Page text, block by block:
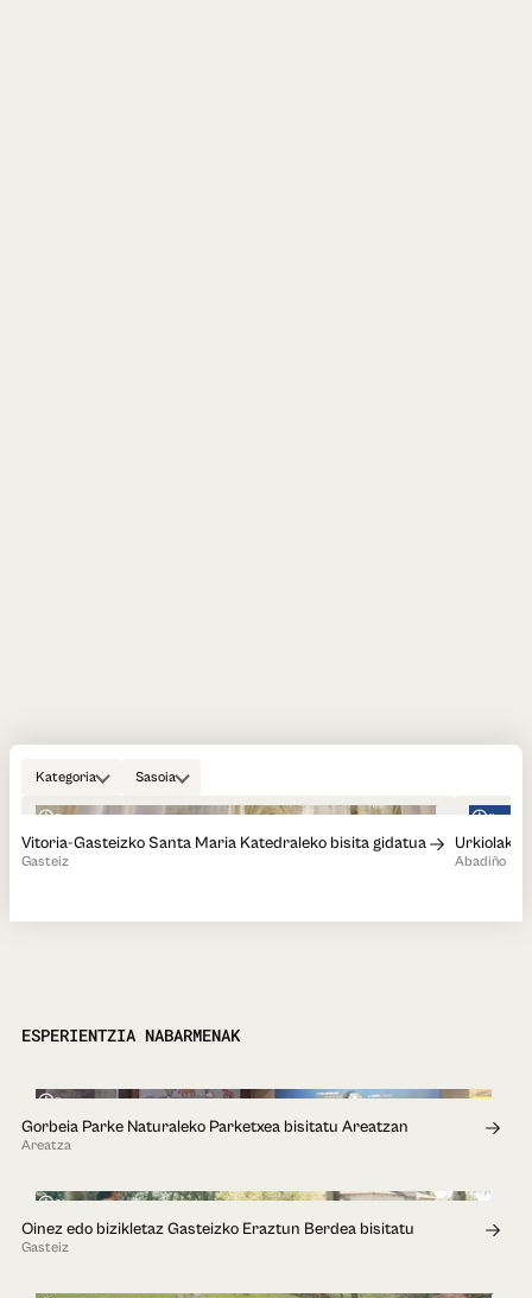
Kategoria Sasoia
1h
Vitoria-Gasteizko Santa Maria Katedraleko bisita gidatua
Gasteiz
1h
Urkiolako
Abadiño
ESPERIENTZIA NABARMENAK
1h
Gorbeia Parke Naturaleko Parketxea bisitatu Areatzan
Areatza
8h
Oinez edo bizikletaz Gasteizko Eraztun Berdea bisitatu
Gasteiz